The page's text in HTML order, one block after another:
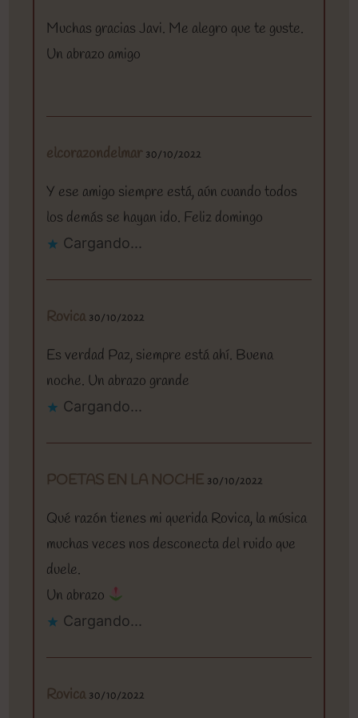
Muchas gracias Javi. Me alegro que te guste.
Un abrazo amigo
elcorazondelmar 30/10/2022
Y ese amigo siempre está, aún cuando todos
los demás se hayan ido. Feliz domingo
Cargando...
Rovica 30/10/2022
Es verdad Paz, siempre está ahí. Buena
noche. Un abrazo grande
Cargando...
POETAS EN LA NOCHE 30/10/2022
Qué razón tienes mi querida Rovica, la música
muchas veces nos desconecta del ruido que
duele.
Un abrazo
Cargando...
Rovica 30/10/2022